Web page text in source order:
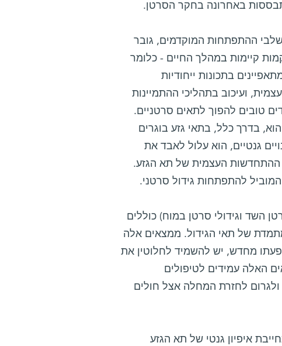
באחרונה בחקר הסרטן.
ההתפתחות המוקדמים, גובר
קיימות במהלך החיים - כלומר
בתכונות ייחודיות
ועיכוב בתהליכי ההתמיינות
טובים להפוך לתאים סרטניים.
בדרך כלל, בתאי גזע בוגרים
גנטיים, הוא עלול לאבד את
ההתחדשות העצמית של תא הגזע.
להתפתחות גידול סרטני.
השד וגידולי סרטן במוח) כוללים
של תאי הגידול. ממצאים אלה
מחדש, יש להשמיד לחלוטין את
האלה עמידים לטיפולים
לחזרת המחלה אצל חולים
איפיון גנטי של תא הגזע